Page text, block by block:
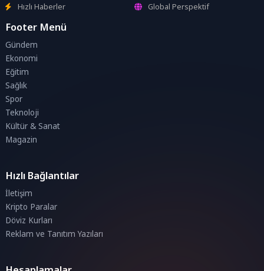
Hızlı Haberler
Global Perspektif
Footer Menü
Gündem
Ekonomi
Eğitim
Sağlık
Spor
Teknoloji
Kültür & Sanat
Magazin
Hızlı Bağlantılar
İletişim
Kripto Paralar
Döviz Kurları
Reklam ve Tanıtım Yazıları